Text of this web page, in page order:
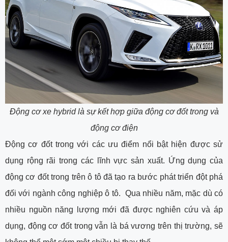
Động cơ xe hybrid là sự kết hợp giữa động cơ đốt trong và
động cơ điện
Động cơ đốt trong với các ưu điểm nổi bật hiện được sử
dụng rộng rãi trong các lĩnh vực sản xuất. Ứng dụng của
động cơ đốt trong trên ô tô đã tạo ra bước phát triển đột phá
đối với ngành công nghiệp ô tô. Qua nhiều năm, mặc dù có
nhiều nguồn năng lượng mới đã được nghiên cứu và áp
dụng, động cơ đốt trong vẫn là bá vương trên thị trường, sẽ